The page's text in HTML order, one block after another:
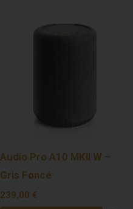
Audio Pro A10 MKII W –
Gris Foncé
239,00 €